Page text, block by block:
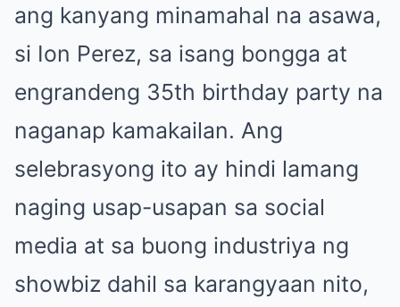
ang kanyang minamahal na asawa,
si Ion Perez, sa isang bongga at
engrandeng 35th birthday party na
naganap kamakailan. Ang
selebrasyong ito ay hindi lamang
naging usap-usapan sa social
media at sa buong industriya ng
showbiz dahil sa karangyaan nito,